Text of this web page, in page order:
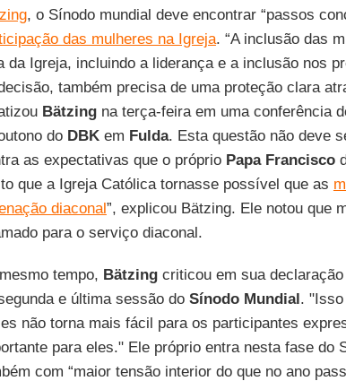
, o Sínodo mundial deve encontrar “passos
das mulheres na Igreja. “A inclusão das
da Igreja, incluindo a liderança e a inclusão nos
também precisa de uma proteção clara
Bätzingna terça-feira em uma conferência
do DBKem Fulda. Esta questão não deve
as expectativas que o próprio Papa Francisco
que a Igreja Católica tornasse possível que as
diaconal”, explicou Bätzing. Ele notou que
para o serviço diaconal.
tempo, Bätzingcriticou em sua
e última sessão do Sínodo Mundial.
não torna mais fácil para os participantes
para eles." Ele próprio entra nesta fase do
com “maior tensão interior do que no ano